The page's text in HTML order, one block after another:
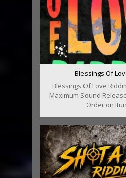
Blessings Of
Blessings Of Love
Maximum Sound
Order on